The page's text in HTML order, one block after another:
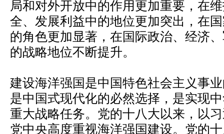
局和对外开放中的作用更加重要，在
全、发展利益中的地位更加突出，在
的角色更加显著，在国际政治、经济
的战略地位不断提升。
建设海洋强国是中国特色社会主义事
是中国式现代化的必然选择，是实现
重大战略任务。党的十八大以来，以
党中央高度重视海洋强国建设。党的